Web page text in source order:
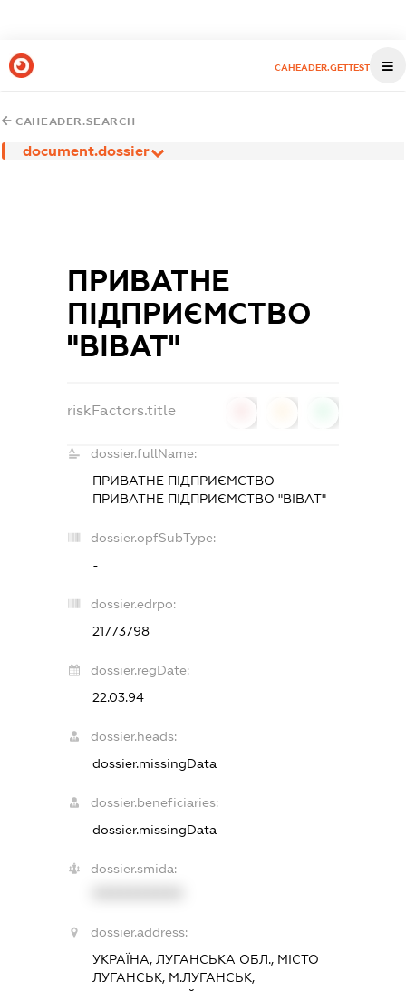
CAHEADER.GETTEST
CAHEADER.SEARCH
document.dossier
ПРИВАТНЕ
ПІДПРИЄМСТВО
"ВІВАТ"
riskFactors.title
dossier.fullName:
ПРИВАТНЕ ПІДПРИЄМСТВО
ПРИВАТНЕ ПІДПРИЄМСТВО "ВІВАТ"
dossier.opfSubType:
-
dossier.edrpo:
21773798
dossier.regDate:
22.03.94
dossier.heads:
dossier.missingData
dossier.beneficiaries:
dossier.missingData
dossier.smida:
dossier.address:
УКРАЇНА, ЛУГАНСЬКА ОБЛ., МІСТО
ЛУГАНСЬК, М.ЛУГАНСЬК,